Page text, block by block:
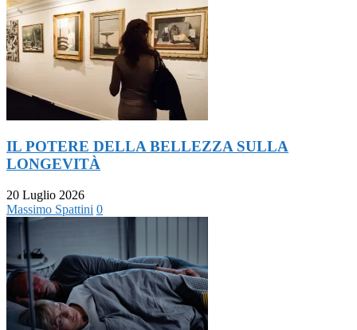
IL POTERE DELLA BELLEZZA SULLA
LONGEVITÀ
20 Luglio 2026
Massimo Spattini 0